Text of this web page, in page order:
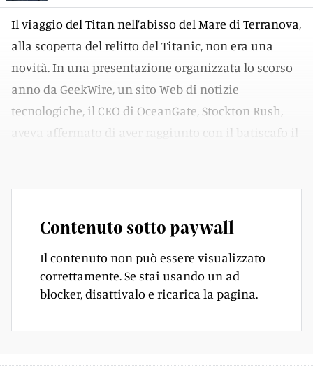
Il viaggio del Titan nell’abisso del Mare di Terranova,
alla scoperta del relitto del Titanic, non era una
novità. In una presentazione organizzata lo scorso
anno da GeekWire, un sito Web di notizie
tecnologiche, il CEO di OceanGate, Stockton Rush,
aveva affermato di aver raggiunto con il batiscafo il
Contenuto sotto paywall
Il contenuto non può essere visualizzato
correttamente. Se stai usando un ad
blocker, disattivalo e ricarica la pagina.